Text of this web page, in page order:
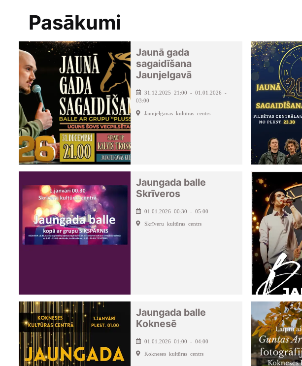
Pasākumi
Jaunā gada
sagaidīšana
Jaunjelgavā
31.12.2025 21:00 - 01.01.2026 -
03:00
Jaunjelgavas kultūras centrs
Jaungada balle
Skrīveros
01.01.2026 00:30 - 05:00
Skrīveru kultūras centrs
Jaungada balle
Koknesē
01.01.2026 01:00 - 04:00
Kokneses kultūras centrs